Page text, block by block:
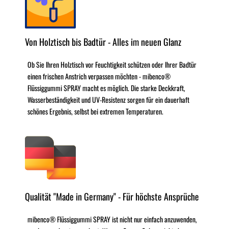
Von Holztisch bis Badtür - Alles im neuen Glanz
Ob Sie Ihren Holztisch vor Feuchtigkeit schützen oder Ihrer Badtür
einen frischen Anstrich verpassen möchten - mibenco®
Flüssiggummi SPRAY macht es möglich. Die starke Deckkraft,
Wasserbeständigkeit und UV-Resistenz sorgen für ein dauerhaft
schönes Ergebnis, selbst bei extremen Temperaturen.
Qualität "Made in Germany" - Für höchste Ansprüche
mibenco® Flüssiggummi SPRAY ist nicht nur einfach anzuwenden,